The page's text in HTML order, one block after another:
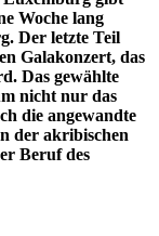
Woche lang
Der letzte Teil
Galakonzert, das
Das gewählte
nicht nur das
die angewandte
der akribischen
Beruf des